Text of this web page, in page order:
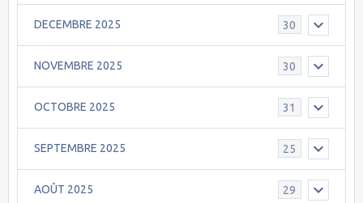
DECEMBRE 2025 30
NOVEMBRE 2025 30
OCTOBRE 2025 31
SEPTEMBRE 2025 25
AOÛT 2025 29